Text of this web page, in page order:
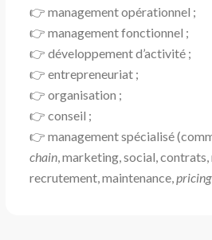
👉 management opérationnel ;
👉 management fonctionnel ;
👉 développement d’activité ;
👉 entrepreneuriat ;
👉 organisation ;
👉 conseil ;
👉 management spécialisé
chain, marketing, social, contrats,
recrutement, maintenance,pricing